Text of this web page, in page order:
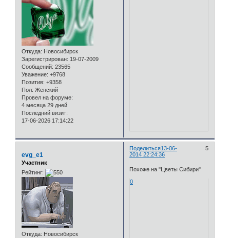
Откуда: Новосибирск
Зарегистрирован: 19-07-2009
Сообщений: 23565
Уважение: +9768
Позитив: +9358
Пол: Женский
Провел на форуме:
4 месяца 29 дней
Последний визит:
17-06-2026 17:14:22
Поделиться 5
13-06-
2014 22:24:36
evg_e1
Участник
Рейтинг:
Откуда: Новосибирск
Похоже на "Цветы Сибири"
0